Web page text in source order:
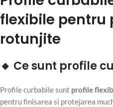
flexibile pentru
rotunjite
🔸 Ce sunt profile
Profile curbabile sunt profile
pentru finisarea si protejarea